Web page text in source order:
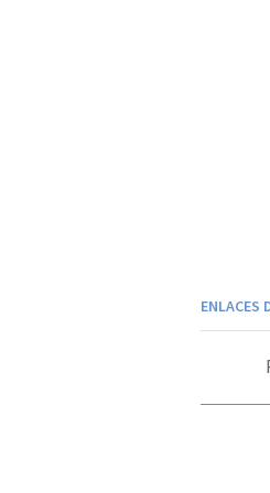
ENLACES